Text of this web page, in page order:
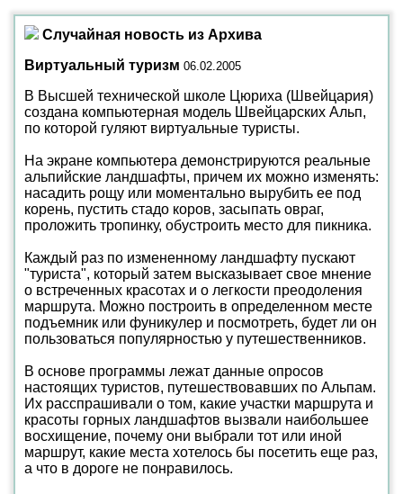
Случайная новость из Архива
Виртуальный туризм 06.02.2005
В Высшей технической школе Цюриха (Швейцария)
создана компьютерная модель Швейцарских Альп,
по которой гуляют виртуальные туристы.
На экране компьютера демонстрируются реальные
альпийские ландшафты, причем их можно изменять:
насадить рощу или моментально вырубить ее под
корень, пустить стадо коров, засыпать овраг,
проложить тропинку, обустроить место для пикника.
Каждый раз по измененному ландшафту пускают
"туриста", который затем высказывает свое мнение
о встреченных красотах и о легкости преодоления
маршрута. Можно построить в определенном месте
подъемник или фуникулер и посмотреть, будет ли он
пользоваться популярностью у путешественников.
В основе программы лежат данные опросов
настоящих туристов, путешествовавших по Альпам.
Их расспрашивали о том, какие участки маршрута и
красоты горных ландшафтов вызвали наибольшее
восхищение, почему они выбрали тот или иной
маршрут, какие места хотелось бы посетить еще раз,
а что в дороге не понравилось.